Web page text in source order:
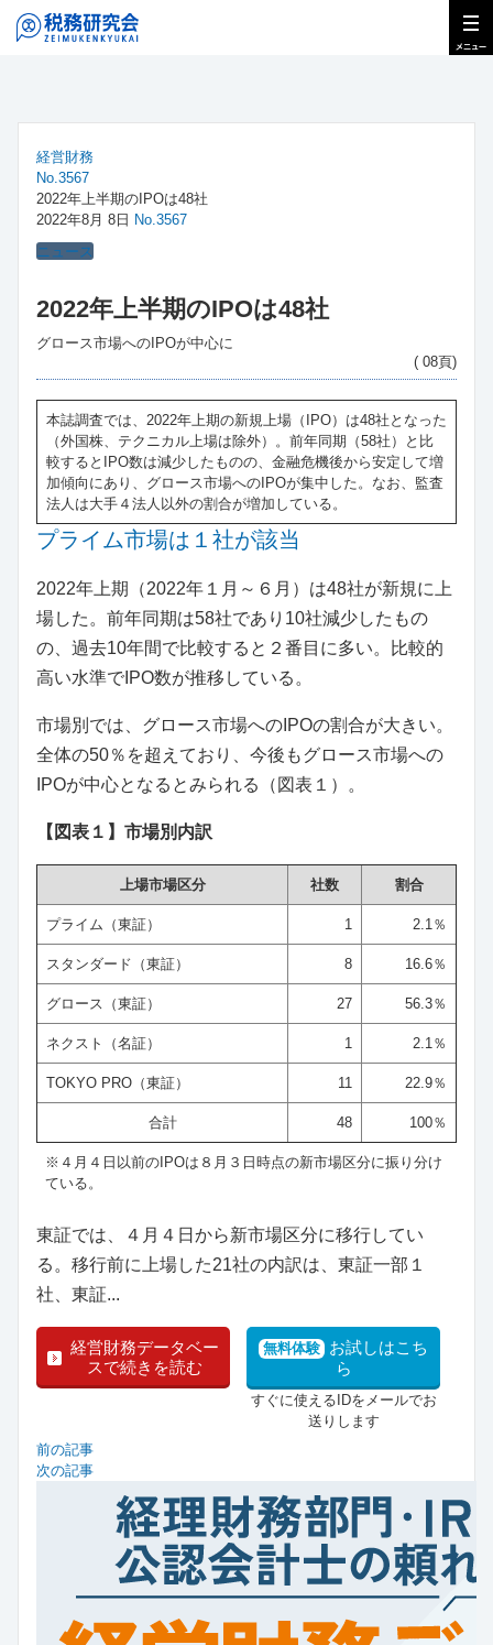
経営財務
No.3567
2022年上半期のIPOは48社
2022年8月 8日 No.3567
ニュース
2022年上半期のIPOは48社
グロース市場へのIPOが中心に
( 08頁)
本誌調査では、2022年上期の新規上場（IPO）は48社となった
（外国株、テクニカル上場は除外）。前年同期（58社）と比
較するとIPO数は減少したものの、金融危機後から安定して増
加傾向にあり、グロース市場へのIPOが集中した。なお、監査
法人は大手４法人以外の割合が増加している。
プライム市場は１社が該当
2022年上期（2022年１月～６月）は48社が新規に上
場した。前年同期は58社であり10社減少したもの
の、過去10年間で比較すると２番目に多い。比較的
高い水準でIPO数が推移している。
市場別では、グロース市場へのIPOの割合が大きい。
全体の50％を超えており、今後もグロース市場への
IPOが中心となるとみられる（図表１）。
【図表１】市場別内訳
上場市場区分 社数 割合
プライム（東証） 1 2.1％
スタンダード（東証） 8 16.6％
グロース（東証） 27 56.3％
ネクスト（名証） 1 2.1％
TOKYO PRO（東証） 11 22.9％
合計 48 100％
※４月４日以前のIPOは８月３日時点の新市場区分に振り分け
ている。
東証では、４月４日から新市場区分に移行してい
る。移行前に上場した21社の内訳は、東証一部１
社、東証...
経営財務データベー
スで続きを読む
無料体験 お試しはこち
ら
すぐに使えるIDをメールでお
送りします
前の記事
次の記事